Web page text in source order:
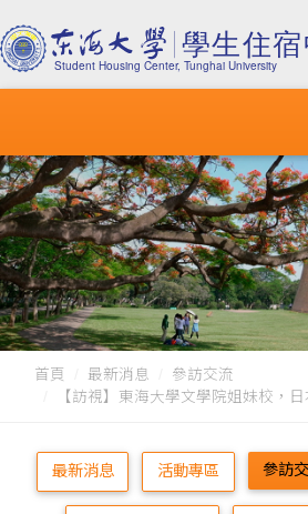
首頁 最新消息
參訪交流
【訪視】東海大學文學院姐妹校，
最新消息 活動專區 參訪